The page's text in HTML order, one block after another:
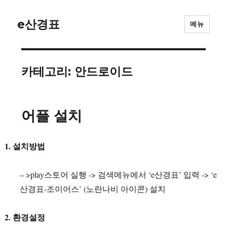
e산경표 메뉴
카테고리: 안드로이드
어플 설치
1. 설치방법
– >play스토어 실행 -> 검색메뉴에서 ‘e산경표’ 입력 -> ‘e
산경표-조이어스’ (노란나비 아이콘) 설치
2. 환경설정